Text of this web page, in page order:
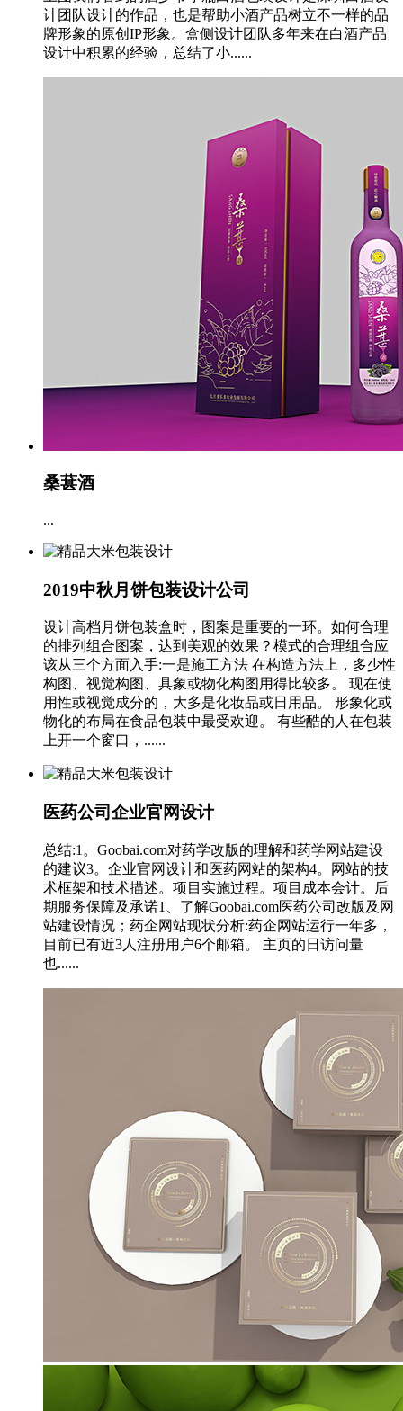
计团队设计的作品，也是帮助小酒产品树立不一样的品
牌形象的原创IP形象。盒侧设计团队多年来在白酒产品
设计中积累的经验，总结了小......
桑葚酒
...
2019中秋月饼包装设计公司
设计高档月饼包装盒时，图案是重要的一环。如何合理
的排列组合图案，达到美观的效果？模式的合理组合应
该从三个方面入手:一是施工方法 在构造方法上，多少性
构图、视觉构图、具象或物化构图用得比较多。 现在使
用性或视觉成分的，大多是化妆品或日用品。 形象化或
物化的布局在食品包装中最受欢迎。 有些酷的人在包装
上开一个窗口，......
医药公司企业官网设计
总结:1。Goobai.com对药学改版的理解和药学网站建设
的建议3。企业官网设计和医药网站的架构4。网站的技
术框架和技术描述。项目实施过程。项目成本会计。后
期服务保障及承诺1、了解Goobai.com医药公司改版及网
站建设情况；药企网站现状分析:药企网站运行一年多，
目前已有近3人注册用户6个邮箱。 主页的日访问量
也......